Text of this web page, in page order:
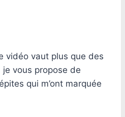
vidéo vaut plus que des
vous propose de
qui m’ont marquée